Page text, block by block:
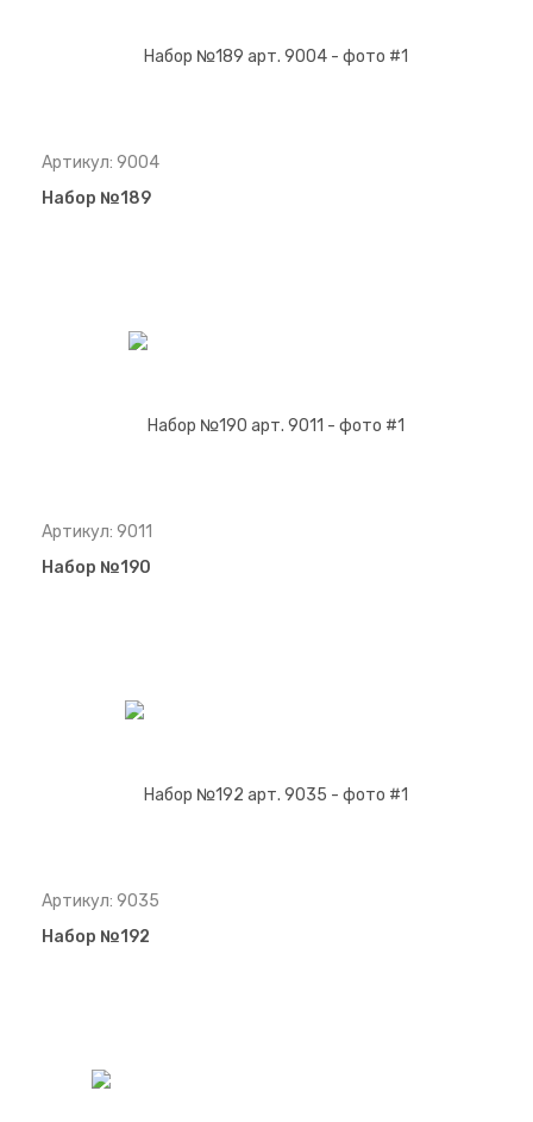
Артикул: 9004
Набор №189
Артикул: 9011
Набор №190
Артикул: 9035
Набор №192